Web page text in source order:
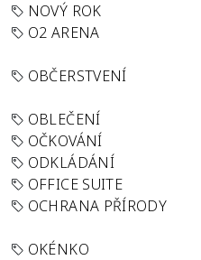
NOVÝ ROK
O2 ARENA
OBČERSTVENÍ
OBLEČENÍ
OČKOVÁNÍ
ODKLÁDÁNÍ
OFFICE SUITE
OCHRANA PŘÍRODY
OKÉNKO